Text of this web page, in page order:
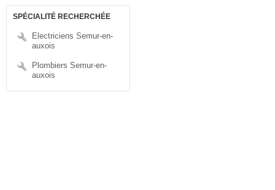
SPÉCIALITÉ RECHERCHÉE
Electriciens Semur-en-
auxois
Plombiers Semur-en-
auxois